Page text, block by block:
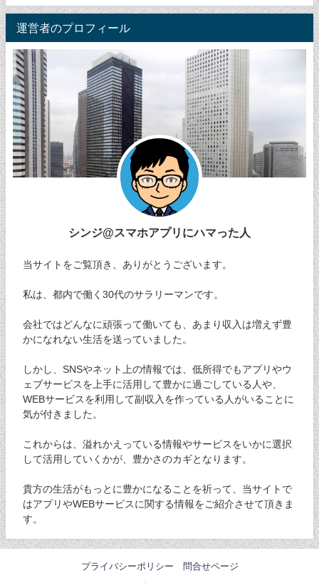
運営者のプロフィール
シンジ@スマホアプリにハマった人
当サイトをご覧頂き、ありがとうございます。
私は、都内で働く30代のサラリーマンです。
会社ではどんなに頑張って働いても、あまり収入は増えず豊
かになれない生活を送っていました。
しかし、SNSやネット上の情報では、低所得でもアプリやウ
ェブサービスを上手に活用して豊かに過ごしている人や、
WEBサービスを利用して副収入を作っている人がいることに
気が付きました。
これからは、溢れかえっている情報やサービスをいかに選択
して活用していくかが、豊かさのカギとなります。
貴方の生活がもっとに豊かになることを祈って、当サイトで
はアプリやWEBサービスに関する情報をご紹介させて頂きま
す。
プライバシーポリシー 問合せページ